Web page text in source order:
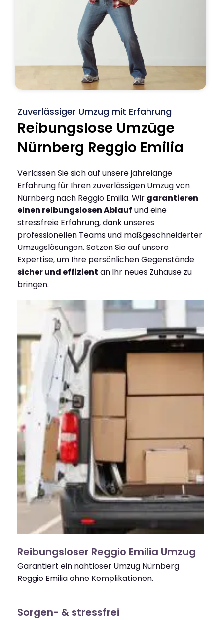
Zuverlässiger Umzug mit Erfahrung
Reibungslose Umzüge
Nürnberg Reggio Emilia
Verlassen Sie sich auf unsere jahrelange
Erfahrung für Ihren zuverlässigen Umzug von
Nürnberg nach Reggio Emilia. Wir garantieren
einen reibungslosen Ablauf und eine
stressfreie Erfahrung, dank unseres
professionellen Teams und maßgeschneiderter
Umzugslösungen. Setzen Sie auf unsere
Expertise, um Ihre persönlichen Gegenstände
sicher und effizient an Ihr neues Zuhause zu
bringen.
Reibungsloser Reggio Emilia Umzug
Garantiert ein nahtloser Umzug Nürnberg
Reggio Emilia ohne Komplikationen.
Sorgen- & stressfrei